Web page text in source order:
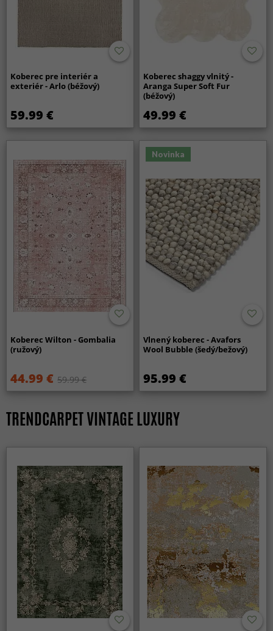
Koberec pre interiér a
exteriér - Arlo (béžový)
59.99 €
Koberec shaggy vlnitý -
Aranga Super Soft Fur
(béžový)
49.99 €
Koberec Wilton - Gombalia
(ružový)
44.99 € 59.99 €
Novinka
Vlnený koberec - Avafors
Wool Bubble (šedý/bežový)
95.99 €
TRENDCARPET VINTAGE LUXURY